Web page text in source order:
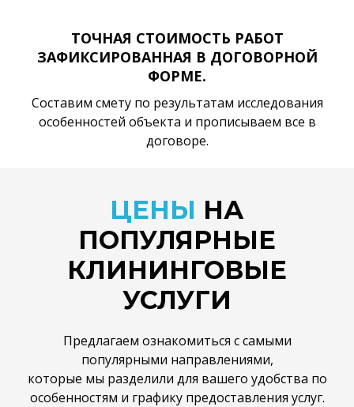
ТОЧНАЯ СТОИМОСТЬ РАБОТ
ЗАФИКСИРОВАННАЯ В ДОГОВОРНОЙ
ФОРМЕ.
Составим смету по результатам исследования
особенностей объекта и прописываем все в
договоре.
ЦЕНЫ НА
ПОПУЛЯРНЫЕ
КЛИНИНГОВЫЕ
УСЛУГИ
Предлагаем ознакомиться с самыми
популярными направлениями,
которые мы разделили для вашего удобства по
особенностям и графику предоставления услуг.